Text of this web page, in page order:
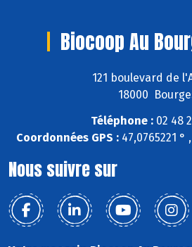
Biocoop Au
121 boulevard de
18000
Téléphone :02 48
Coordonnées GPS : 47,0765221 °
Nous suivre sur